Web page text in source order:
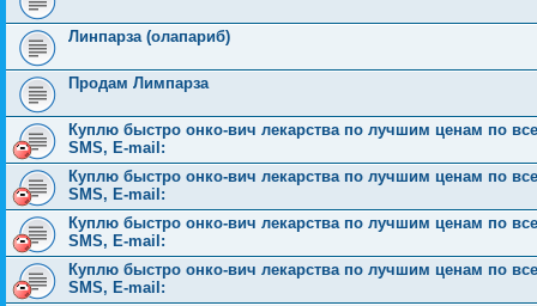
Линпарза (олапариб)
Продам Лимпарза
Куплю быстро онко-вич лекарства по лучшим ценам по
SMS, E-mail:
Куплю быстро онко-вич лекарства по лучшим ценам по
SMS, E-mail:
Куплю быстро онко-вич лекарства по лучшим ценам по
SMS, E-mail:
Куплю быстро онко-вич лекарства по лучшим ценам по
SMS, E-mail: